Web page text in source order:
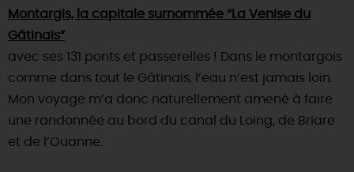
DEMAIN
Montargis, la capitale surnommée “La Venise du
Gâtinais”
avec ses 131 ponts et passerelles ! Dans le montargois
comme dans tout le Gâtinais, l’eau n’est jamais loin.
Mon voyage m’a donc naturellement amené à faire
une randonnée au bord du canal du Loing, de Briare
et de l’Ouanne.